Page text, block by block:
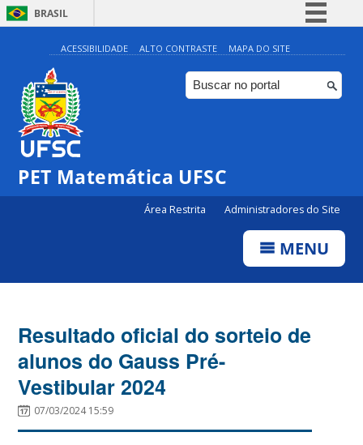
BRASIL
Simplifique!
Comunica BR
Participe
ACESSIBILIDADE ALTO CONTRASTE MAPA DO SITE
PET Matemática UFSC
Área Restrita Administradores do Site
MENU
Resultado oficial do sorteio de
alunos do Gauss Pré-
Vestibular 2024
07/03/2024 15:59